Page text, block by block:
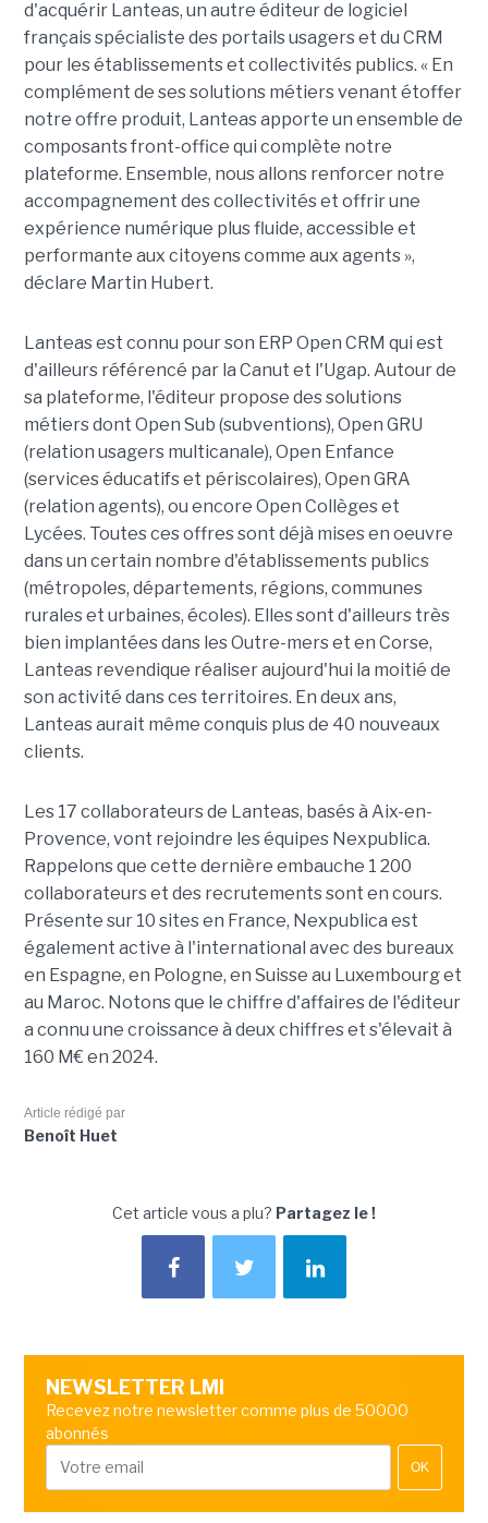
d'acquérir Lanteas, un autre éditeur de logiciel
français spécialiste des portails usagers et du CRM
pour les établissements et collectivités publics. « En
complément de ses solutions métiers venant étoffer
notre offre produit, Lanteas apporte un ensemble de
composants front-office qui complète notre
plateforme. Ensemble, nous allons renforcer notre
accompagnement des collectivités et offrir une
expérience numérique plus fluide, accessible et
performante aux citoyens comme aux agents »,
déclare Martin Hubert.
Lanteas est connu pour son ERP Open CRM qui est
d'ailleurs référencé par la Canut et l'Ugap. Autour de
sa plateforme, l'éditeur propose des solutions
métiers dont Open Sub (subventions), Open GRU
(relation usagers multicanale), Open Enfance
(services éducatifs et périscolaires), Open GRA
(relation agents), ou encore Open Collèges et
Lycées. Toutes ces offres sont déjà mises en oeuvre
dans un certain nombre d'établissements publics
(métropoles, départements, régions, communes
rurales et urbaines, écoles). Elles sont d'ailleurs très
bien implantées dans les Outre-mers et en Corse,
Lanteas revendique réaliser aujourd'hui la moitié de
son activité dans ces territoires. En deux ans,
Lanteas aurait même conquis plus de 40 nouveaux
clients.
Les 17 collaborateurs de Lanteas, basés à Aix-en-
Provence, vont rejoindre les équipes Nexpublica.
Rappelons que cette dernière embauche 1 200
collaborateurs et des recrutements sont en cours.
Présente sur 10 sites en France, Nexpublica est
également active à l'international avec des bureaux
en Espagne, en Pologne, en Suisse au Luxembourg et
au Maroc. Notons que le chiffre d'affaires de l'éditeur
a connu une croissance à deux chiffres et s'élevait à
160 M€ en 2024.
Article rédigé par
Benoît Huet
Cet article vous a plu? Partagez le !
NEWSLETTER LMI
Recevez notre newsletter comme plus de 50000
abonnés
OK